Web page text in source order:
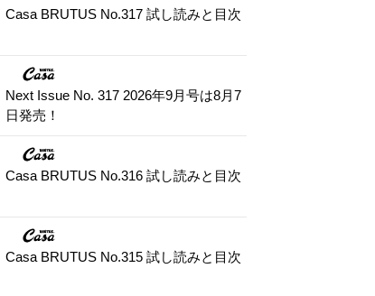
Casa BRUTUS No.317 試し読みと目次
Next Issue No. 317 2026年9月号は8月7
日発売！
Casa BRUTUS No.316 試し読みと目次
Casa BRUTUS No.315 試し読みと目次